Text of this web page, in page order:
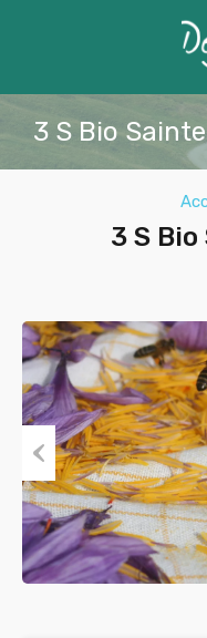
3 S Bio
3 S
Previous